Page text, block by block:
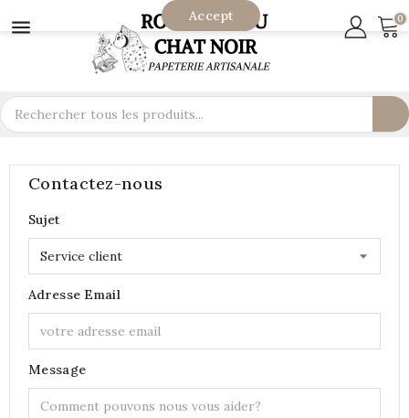
 0
Contactez-nous
Sujet
Adresse Email
Message
Accept